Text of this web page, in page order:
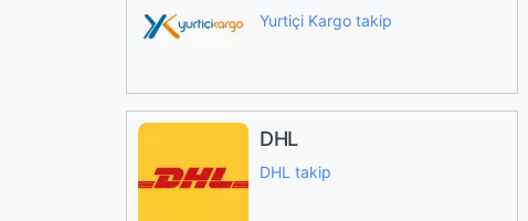
Yurtiçi Kargo takip
DHL
DHL takip